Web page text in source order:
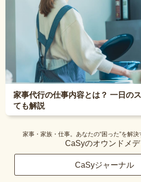
家事代行の仕事内容とは？ 一日の
ても解説
家事・家族・仕事。あなたの“困った”を解
CaSyのオウンドメ
CaSyジャーナル